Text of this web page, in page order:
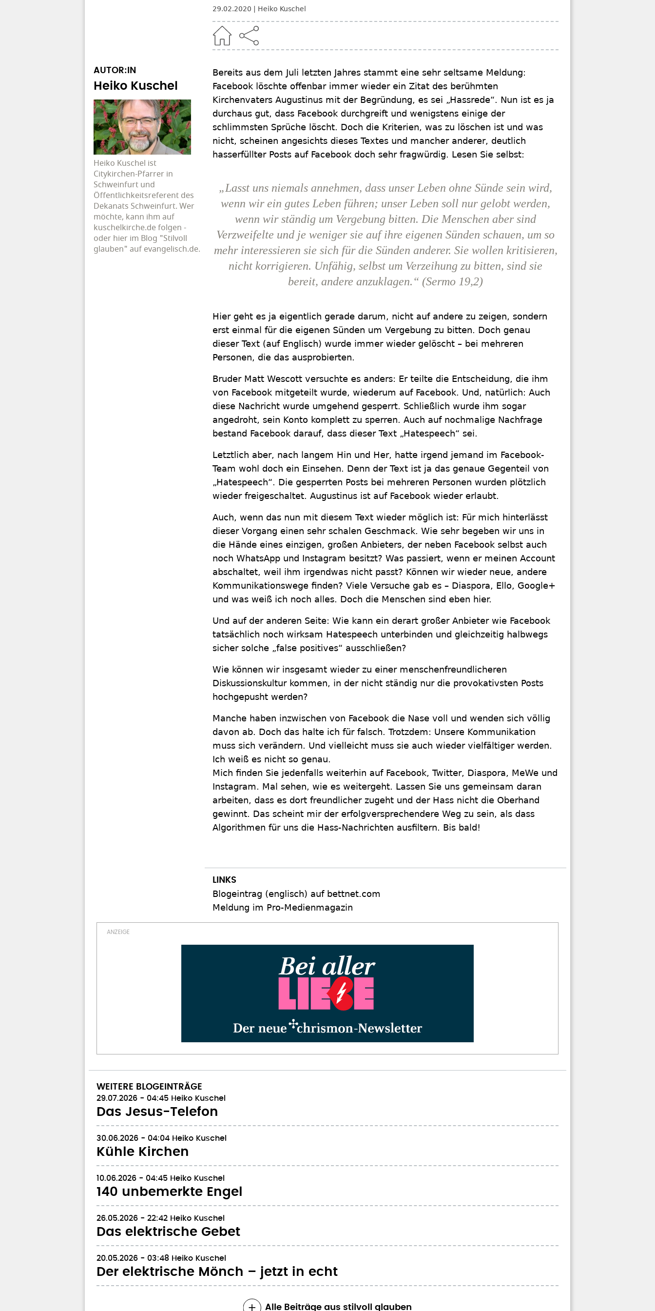
29.02.2020 Heiko Kuschel
AUTOR:IN
Heiko Kuschel
Heiko Kuschel ist
Citykirchen-Pfarrer in
Schweinfurt und
Öffentlichkeitsreferent des
Dekanats Schweinfurt. Wer
möchte, kann ihm auf
kuschelkirche.de folgen -
oder hier im Blog "Stilvoll
glauben" auf evangelisch.de.
Bereits aus dem Juli letzten Jahres stammt eine sehr seltsame Meldung:
Facebook löschte offenbar immer wieder ein Zitat des berühmten
Kirchenvaters Augustinus mit der Begründung, es sei „Hassrede“. Nun ist es ja
durchaus gut, dass Facebook durchgreift und wenigstens einige der
schlimmsten Sprüche löscht. Doch die Kriterien, was zu löschen ist und was
nicht, scheinen angesichts dieses Textes und mancher anderer, deutlich
hasserfüllter Posts auf Facebook doch sehr fragwürdig. Lesen Sie selbst:
„Lasst uns niemals annehmen, dass unser Leben ohne Sünde sein wird,
wenn wir ein gutes Leben führen; unser Leben soll nur gelobt werden,
wenn wir ständig um Vergebung bitten. Die Menschen aber sind
Verzweifelte und je weniger sie auf ihre eigenen Sünden schauen, um so
mehr interessieren sie sich für die Sünden anderer. Sie wollen kritisieren,
nicht korrigieren. Unfähig, selbst um Verzeihung zu bitten, sind sie
bereit, andere anzuklagen.“ (Sermo 19,2)
Hier geht es ja eigentlich gerade darum, nicht auf andere zu zeigen, sondern
erst einmal für die eigenen Sünden um Vergebung zu bitten. Doch genau
dieser Text (auf Englisch) wurde immer wieder gelöscht – bei mehreren
Personen, die das ausprobierten.
Bruder Matt Wescott versuchte es anders: Er teilte die Entscheidung, die ihm
von Facebook mitgeteilt wurde, wiederum auf Facebook. Und, natürlich: Auch
diese Nachricht wurde umgehend gesperrt. Schließlich wurde ihm sogar
angedroht, sein Konto komplett zu sperren. Auch auf nochmalige Nachfrage
bestand Facebook darauf, dass dieser Text „Hatespeech“ sei.
Letztlich aber, nach langem Hin und Her, hatte irgend jemand im Facebook-
Team wohl doch ein Einsehen. Denn der Text ist ja das genaue Gegenteil von
„Hatespeech“. Die gesperrten Posts bei mehreren Personen wurden plötzlich
wieder freigeschaltet. Augustinus ist auf Facebook wieder erlaubt.
Auch, wenn das nun mit diesem Text wieder möglich ist: Für mich hinterlässt
dieser Vorgang einen sehr schalen Geschmack. Wie sehr begeben wir uns in
die Hände eines einzigen, großen Anbieters, der neben Facebook selbst auch
noch WhatsApp und Instagram besitzt? Was passiert, wenn er meinen Account
abschaltet, weil ihm irgendwas nicht passt? Können wir wieder neue, andere
Kommunikationswege finden? Viele Versuche gab es – Diaspora, Ello, Google+
und was weiß ich noch alles. Doch die Menschen sind eben hier.
Und auf der anderen Seite: Wie kann ein derart großer Anbieter wie Facebook
tatsächlich noch wirksam Hatespeech unterbinden und gleichzeitig halbwegs
sicher solche „false positives“ ausschließen?
Wie können wir insgesamt wieder zu einer menschenfreundlicheren
Diskussionskultur kommen, in der nicht ständig nur die provokativsten Posts
hochgepusht werden?
Manche haben inzwischen von Facebook die Nase voll und wenden sich völlig
davon ab. Doch das halte ich für falsch. Trotzdem: Unsere Kommunikation
muss sich verändern. Und vielleicht muss sie auch wieder vielfältiger werden.
Ich weiß es nicht so genau.
Mich finden Sie jedenfalls weiterhin auf Facebook, Twitter, Diaspora, MeWe und
Instagram. Mal sehen, wie es weitergeht. Lassen Sie uns gemeinsam daran
arbeiten, dass es dort freundlicher zugeht und der Hass nicht die Oberhand
gewinnt. Das scheint mir der erfolgversprechendere Weg zu sein, als dass
Algorithmen für uns die Hass-Nachrichten ausfiltern. Bis bald!
Blogeintrag (englisch) auf bettnet.com
Meldung im Pro-Medienmagazin
WEITERE BLOGEINTRÄGE
29.07.2026 - 04:45 Heiko Kuschel
Das Jesus-Telefon
30.06.2026 - 04:04 Heiko Kuschel
Kühle Kirchen
10.06.2026 - 04:45 Heiko Kuschel
140 unbemerkte Engel
26.05.2026 - 22:42 Heiko Kuschel
Das elektrische Gebet
20.05.2026 - 03:48 Heiko Kuschel
Der elektrische Mönch – jetzt in echt
Alle Beiträge aus stilvoll glauben